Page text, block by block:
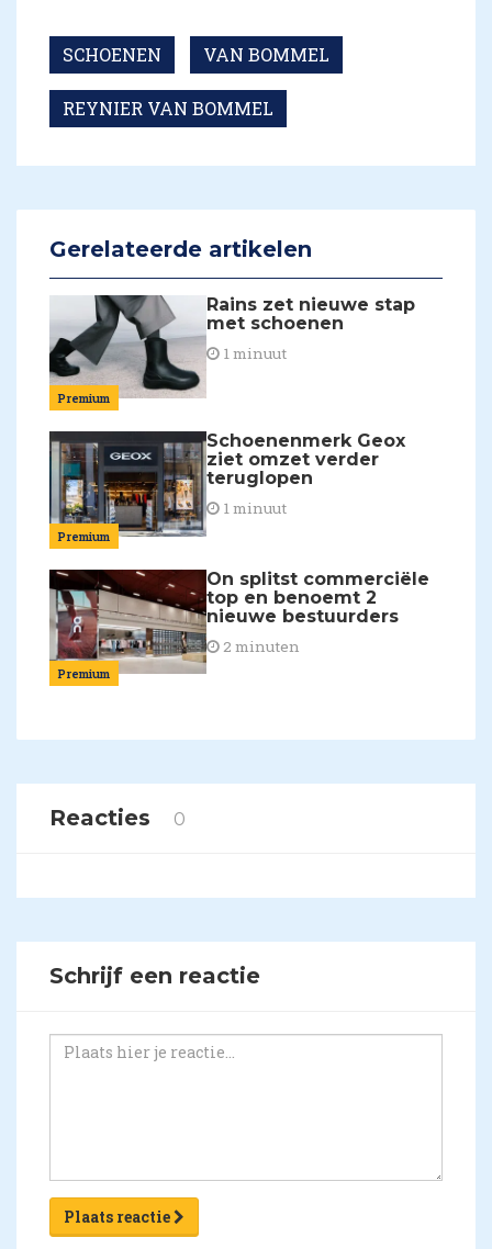
SCHOENEN VAN BOMMEL
REYNIER VAN BOMMEL
Gerelateerde artikelen
Premium
Rains zet nieuwe stap
met schoenen
1 minuut
Premium
Schoenenmerk Geox
ziet omzet verder
teruglopen
1 minuut
Premium
On splitst commerciële
top en benoemt 2
nieuwe bestuurders
2 minuten
Reacties 0
Schrijf een reactie
Plaats reactie